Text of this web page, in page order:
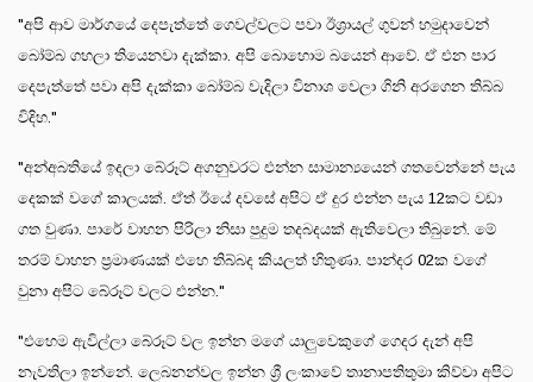
"අපි ආව මාර්ගයේ දෙපැත්තේ ගෙවල්වලට පවා ඊශ්‍රායල් ගුවන් හමුදාවෙන්
බෝම්බ ගහලා තියෙනවා දැක්කා. අපි බොහොම බයෙන් ආවේ. ඒ එන පාර
දෙපැත්තේ පවා අපි දැක්කා බෝම්බ වැදිලා විනාශ වෙලා ගිනි අරගෙන තිබ්බ
විදිහ."
"අන්අබතියේ ඉදලා බේරූට් අගනුවරට එන්න සාමාන්‍යයෙන් ගතවෙන්නේ පැය
දෙකක් වගේ කාලයක්. ඒත් ඊයේ දවසේ අපිට ඒ දුර එන්න පැය 12කට වඩා
ගත වුණා. පාරේ වාහන පිරිලා නිසා පුදුම තදබදයක් ඇතිවෙලා තිබුනේ. මේ
තරම් වාහන ප්‍රමාණයක් එහෙ තිබ්බද කියලත් හිතුණා. පාන්දර 02ක වගේ
වුනා අපිට බේරූට් වලට එන්න."
"එහෙම ඇවිල්ලා බේරූට් වල ඉන්න මගේ යාලුවෙකුගේ ගෙදර දැන් අපි
නැවතිලා ඉන්නේ. ලෙබනන්වල ඉන්න ශ්‍රී ලංකාවේ තානාපතිතුමා කිව්වා අපිට